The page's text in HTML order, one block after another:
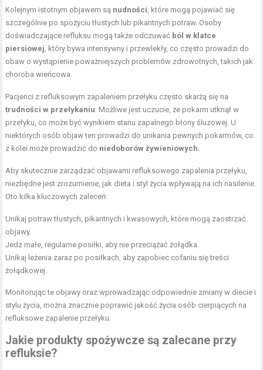
Kolejnym istotnym objawem są nudności , które mogą pojawiać się
szczególnie po spożyciu tłustych lub pikantnych potraw. Osoby
doświadczające refluksu mogą także odczuwać ból w klatce
piersiowej , który bywa intensywny i przewlekły, co często prowadzi do
obaw o wystąpienie poważniejszych problemów zdrowotnych, takich jak
choroba wieńcowa.
Pacjenci z refluksowym zapaleniem przełyku często skarżą się na
trudności w przełykaniu . Możliwe jest uczucie, że pokarm utknął w
przełyku, co może być wynikiem stanu zapalnego błony śluzowej. U
niektórych osób objaw ten prowadzi do unikania pewnych pokarmów, co
z kolei może prowadzić do niedoborów żywieniowych
Aby skutecznie zarządzać objawami refluksowego zapalenia przełyku,
niezbędne jest zrozumienie, jak dieta i styl życia wpływają na ich nasilenie.
Oto kilka kluczowych zaleceń:
Unikaj potraw tłustych, pikantnych i kwasowych, które mogą zaostrzać
objawy.
Jedz małe, regularne posiłki, aby nie przeciążać żołądka.
Unikaj leżenia zaraz po posiłkach, aby zapobiec cofaniu się treści
żołądkowej.
Monitorując te objawy oraz wprowadzając odpowiednie zmiany w diecie i
stylu życia, można znacznie poprawić jakość życia osób cierpiących na
refluksowe zapalenie przełyku.
Jakie produkty spożywcze są zalecane przy
refluksie?